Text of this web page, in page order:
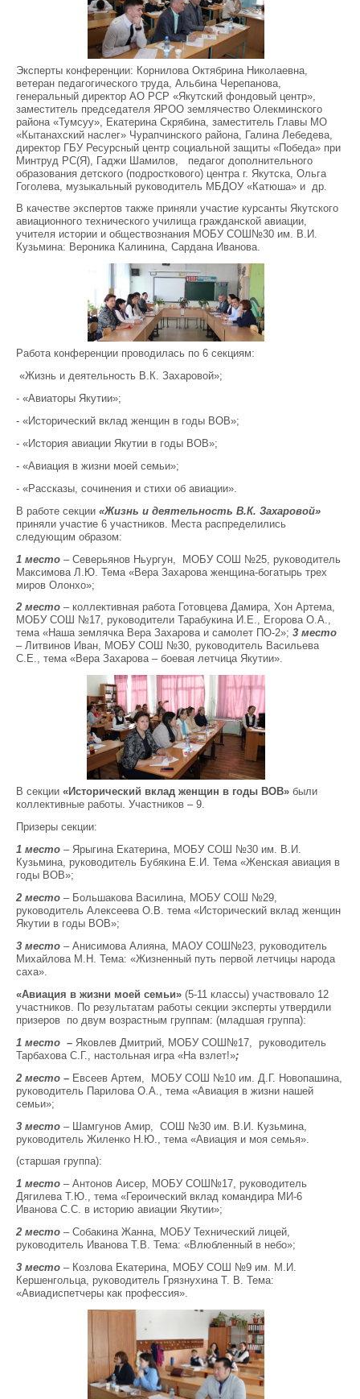
Эксперты конференции: Корнилова Октябрина Николаевна,
ветеран педагогического труда, Альбина Черепанова,
генеральный директор АО РСР «Якутский фондовый центр»,
заместитель председателя ЯРОО землячество Олекминского
района «Тумсуу», Екатерина Скрябина, заместитель Главы МО
«Кытанахский наслег» Чурапчинского района, Галина Лебедева,
директор ГБУ Ресурсный центр социальной защиты «Победа» при
Минтруд РС(Я), Гаджи Шамилов, педагог дополнительного
образования детского (подросткового) центра г. Якутска, Ольга
Гоголева, музыкальный руководитель МБДОУ «Катюша» и др.
В качестве экспертов также приняли участие курсанты Якутского
авиационного технического училища гражданской авиации,
учителя истории и обществознания МОБУ СОШ№30 им. В.И.
Кузьмина: Вероника Калинина, Сардана Иванова.
Работа конференции проводилась по 6 секциям:
«Жизнь и деятельность В.К. Захаровой»;
- «Авиаторы Якутии»;
- «Исторический вклад женщин в годы ВОВ»;
- «История авиации Якутии в годы ВОВ»;
- «Авиация в жизни моей семьи»;
- «Рассказы, сочинения и стихи об авиации».
В работе секции «Жизнь и деятельность В.К. Захаровой»
приняли участие 6 участников. Места распределились
следующим образом:
1 место – Северьянов Ньургун, МОБУ СОШ №25, руководитель
Максимова Л.Ю. Тема «Вера Захарова женщина-богатырь трех
миров Олонхо»;
2 место – коллективная работа Готовцева Дамира, Хон Артема,
МОБУ СОШ №17, руководители Тарабукина И.Е., Егорова О.А.,
тема «Наша землячка Вера Захарова и самолет ПО-2»; 3 место
– Литвинов Иван, МОБУ СОШ №30, руководитель Васильева
С.Е., тема «Вера Захарова – боевая летчица Якутии».
В секции «Исторический вклад женщин в годы ВОВ» были
коллективные работы. Участников – 9.
Призеры секции:
1 место – Ярыгина Екатерина, МОБУ СОШ №30 им. В.И.
Кузьмина, руководитель Бубякина Е.И. Тема «Женская авиация в
годы ВОВ»;
2 место – Большакова Василина, МОБУ СОШ №29,
руководитель Алексеева О.В. тема «Исторический вклад женщин
Якутии в годы ВОВ»;
3 место – Анисимова Алияна, МАОУ СОШ№23, руководитель
Михайлова М.Н. Тема: «Жизненный путь первой летчицы народа
саха».
«Авиация в жизни моей семьи» (5-11 классы) участвовало 12
участников. По результатам работы секции эксперты утвердили
призеров по двум возрастным группам: (младшая группа):
1 место – Яковлев Дмитрий, МОБУ СОШ№17, руководитель
Тарбахова С.Г., настольная игра «На взлет!»;
2 место – Евсеев Артем, МОБУ СОШ №10 им. Д.Г. Новопашина,
руководитель Парилова О.А., тема «Авиация в жизни нашей
семьи»;
3 место – Шамгунов Амир, СОШ №30 им. В.И. Кузьмина,
руководитель Жиленко Н.Ю., тема «Авиация и моя семья».
(старшая группа):
1 место – Антонов Аисер, МОБУ СОШ№17, руководитель
Дягилева Т.Ю., тема «Героический вклад командира МИ-6
Иванова С.С. в историю авиации Якутии»;
2 место – Собакина Жанна, МОБУ Технический лицей,
руководитель Иванова Т.В. Тема: «Влюбленный в небо»;
3 место – Козлова Екатерина, МОБУ СОШ №9 им. М.И.
Кершенгольца, руководитель Грязнухина Т. В. Тема:
«Авиадиспетчеры как профессия».